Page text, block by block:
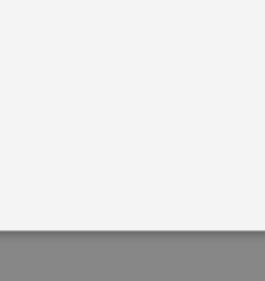
janvārī, ir vienkopus pieejami
2024. gada nogalei.
→ Stājas spēkā: